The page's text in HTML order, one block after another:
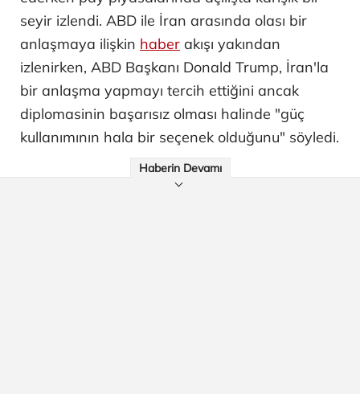
seyir izlendi. ABD ile İran arasında olası bir
anlaşmaya ilişkin haber akışı yakından
izlenirken, ABD Başkanı Donald Trump, İran'la
bir anlaşma yapmayı tercih ettiğini ancak
diplomasinin başarısız olması halinde "güç
kullanımının hala bir seçenek olduğunu" söyledi.
Haberin Devamı